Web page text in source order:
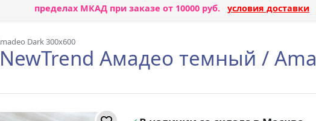
пределах МКАД при заказе от 10000 руб. условия доставки
Dark 300x600
Амадео темный /